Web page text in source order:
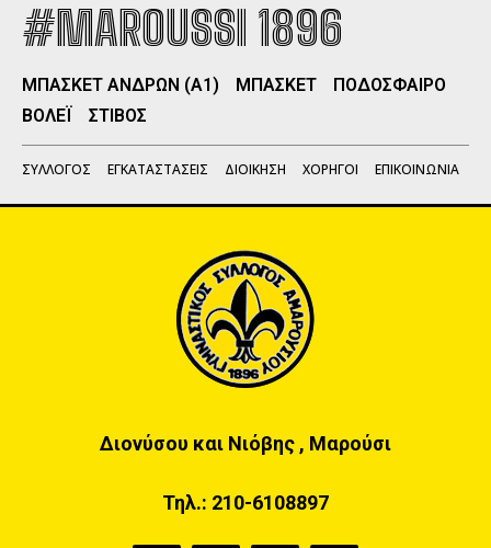
#MAROUSSI 1896
ΜΠΑΣΚΕΤ ΑΝΔΡΩΝ (Α1) ΜΠΑΣΚΕΤ
ΠΟΔΟΣΦΑΙΡΟ
ΒΟΛΕΪ
ΣΤΙΒΟΣ
ΣΥΛΛΟΓΟΣ ΕΓΚΑΤΑΣΤΑΣΕΙΣ ΔΙΟΙΚΗΣΗ ΧΟΡΗΓΟΙ ΕΠΙΚΟΙΝΩΝΙΑ
Διονύσου και Νιόβης , Μαρούσι
Τηλ.: 210-6108897